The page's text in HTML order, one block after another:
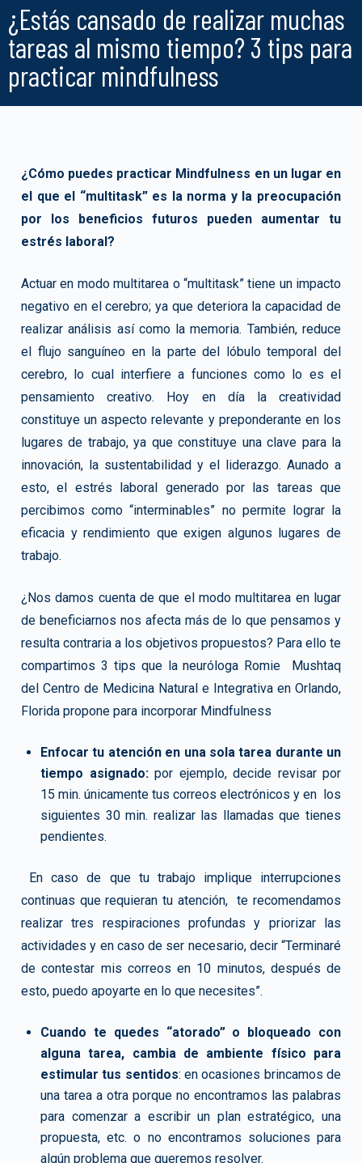
¿Estás cansado de realizar muchas
tareas al mismo tiempo? 3 tips para
practicar mindfulness
¿Cómo puedes practicar Mindfulness en un lugar en
el que el “multitask” es la norma y la preocupación
por los beneficios futuros pueden aumentar tu
estrés laboral?
Actuar en modo multitarea o “multitask” tiene un impacto
negativo en el cerebro; ya que deteriora la capacidad de
realizar análisis así como la memoria. También, reduce
el flujo sanguíneo en la parte del lóbulo temporal del
cerebro, lo cual interfiere a funciones como lo es el
pensamiento creativo. Hoy en día la creatividad
constituye un aspecto relevante y preponderante en los
lugares de trabajo, ya que constituye una clave para la
innovación, la sustentabilidad y el liderazgo. Aunado a
esto, el estrés laboral generado por las tareas que
percibimos como “interminables” no permite lograr la
eficacia y rendimiento que exigen algunos lugares de
trabajo.
¿Nos damos cuenta de que el modo multitarea en lugar
de beneficiarnos nos afecta más de lo que pensamos y
resulta contraria a los objetivos propuestos? Para ello te
compartimos 3 tips que la neuróloga Romie Mushtaq
del Centro de Medicina Natural e Integrativa en Orlando,
Florida propone para incorporar Mindfulness
Enfocar tu atención en una sola tarea durante un
tiempo asignado:por ejemplo, decide revisar por
15 min. únicamente tus correos electrónicos y en los
siguientes 30 min. realizar las llamadas que tienes
pendientes.
En caso de que tu trabajo implique interrupciones
continuas que requieran tu atención, te recomendamos
realizar tres respiraciones profundas y priorizar las
actividades y en caso de ser necesario, decir “Terminaré
de contestar mis correos en 10 minutos, después de
esto, puedo apoyarte en lo que necesites”.
Cuando te quedes “atorado” o bloqueado con
alguna tarea, cambia de ambiente físico para
estimular tus sentidos: en ocasiones brincamos de
una tarea a otra porque no encontramos las palabras
para comenzar a escribir un plan estratégico, una
propuesta, etc. o no encontramos soluciones para
algún problema que queremos resolver.